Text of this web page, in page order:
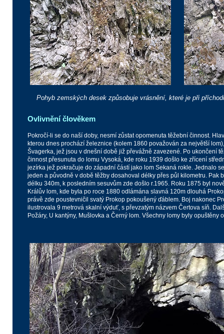
Pohyb zemských desek způsobuje vrásnění, které je při
Ovlivnění člověkem
Pokročí-li se do naší doby, nesmí zůstat opomenuta těžební činnost.
kterou dnes prochází železnice (kolem 1860 považován za největší
Švagerka, jež jsou v dnešní době již převážně zavezené. Po ukončení
činnost přesunuta do lomu Vysoká, kde roku 1939 došlo ke zřícení
jezírka jež pokračuje do západní částí jako lom Sekaná rokle. Jednalo
jeden a původně v době těžby dosahoval délky přes půl kilometru. Pak
délku 340m, k posledním sesuvům zde došlo r.1965. Roku 1875 byl
Králův lom, kde byla po roce 1880 odlámána slavná 120m dlouhá
právě zde poustevničil svatý Prokop pokoušený ďáblem. Boj nakonec
ilustrovala 9 metrová skalní výduť, s převzatým názvem Čertova síň.
Požáry, U kantýny, Mušlovka a Černý lom. Všechny lomy byly opuštěny